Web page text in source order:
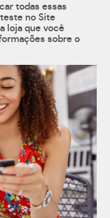
todas essas
no Site
loja que você
sobre o